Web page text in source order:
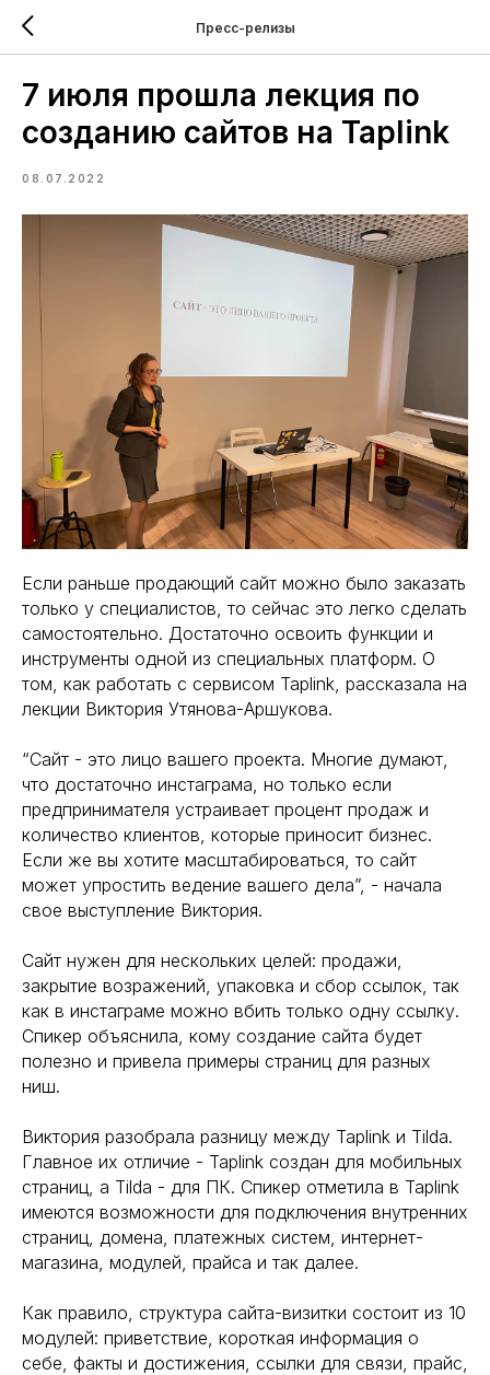
Пресс-релизы
7 июля прошла лекция по
созданию сайтов на Taplink
08.07.2022
Если раньше продающий сайт можно было заказать
только у специалистов, то сейчас это легко сделать
самостоятельно. Достаточно освоить функции и
инструменты одной из специальных платформ. О
том, как работать с сервисом Taplink, рассказала на
лекции Виктория Утянова-Аршукова.
“Сайт - это лицо вашего проекта. Многие думают,
что достаточно инстаграма, но только если
предпринимателя устраивает процент продаж и
количество клиентов, которые приносит бизнес.
Если же вы хотите масштабироваться, то сайт
может упростить ведение вашего дела”, - начала
свое выступление Виктория.
Сайт нужен для нескольких целей: продажи,
закрытие возражений, упаковка и сбор ссылок, так
как в инстаграме можно вбить только одну ссылку.
Спикер объяснила, кому создание сайта будет
полезно и привела примеры страниц для разных
ниш.
Виктория разобрала разницу между Taplink и Tilda.
Главное их отличие - Taplink создан для мобильных
страниц, а Tilda - для ПК. Спикер отметила в Taplink
имеются возможности для подключения внутренних
страниц, домена, платежных систем, интернет-
магазина, модулей, прайса и так далее.
Как правило, структура сайта-визитки состоит из 10
модулей: приветствие, короткая информация о
себе, факты и достижения, ссылки для связи, прайс,